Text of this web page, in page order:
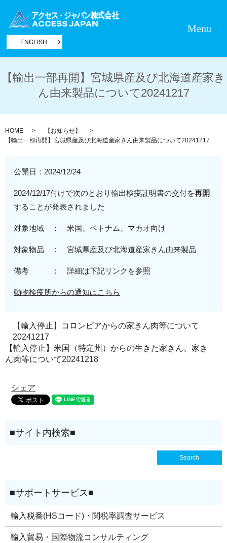
ENGLISH
Menu
【輸出一部再開】宮城県産及び北海道産家き
ん由来製品について20241217
HOME
【お知らせ】
【輸出一部再開】宮城県産及び北海道産家きん由来製品について20241217
公開日： 2024/12/24
2024/12/17付けで次のとおり輸出検疫証明書の交付を再開
することが発表されました
対象地域 ：米国、ベトナム、マカオ向け
対象物品 ：宮城県産及び北海道産家きん由来製品
備考 ： 詳細は下記リンクを参照
動物検疫所からの通知はこちら
【輸入停止】コロンビアからの家きん肉等について
20241217
【輸入停止】米国（特定州）からの生きた家きん、家き
ん肉等について20241218
シェア
輸入税番(HSコード)・関税率調査サービス
輸入貿易・国際物流コンサルティング